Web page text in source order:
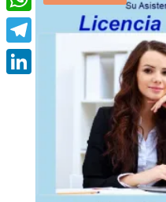
WhatsApp
Telegram